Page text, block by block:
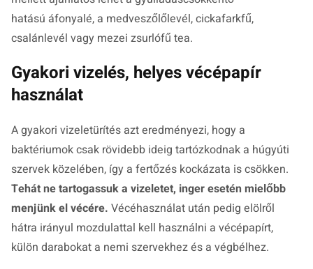
hatású áfonyalé, a medveszőlőlevél, cickafarkfű,
csalánlevél vagy mezei zsurlófű tea.
Gyakori vizelés, helyes vécépapír
használat
A gyakori vizeletürítés azt eredményezi, hogy a
baktériumok csak rövidebb ideig tartózkodnak a húgyúti
szervek közelében, így a fertőzés kockázata is csökken.
Tehát ne tartogassuk a vizeletet, inger esetén mielőbb
menjünk el vécére. Vécéhasználat után pedig elölről
hátra irányul mozdulattal kell használni a vécépapírt,
külön darabokat a nemi szervekhez és a végbélhez.